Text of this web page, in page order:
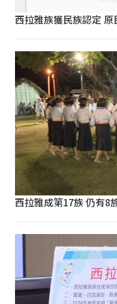
西拉雅族獲民族認定
西拉雅成第17族 仍有8